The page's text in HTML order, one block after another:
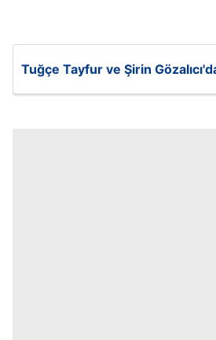
Tuğçe Tayfur ve Şirin